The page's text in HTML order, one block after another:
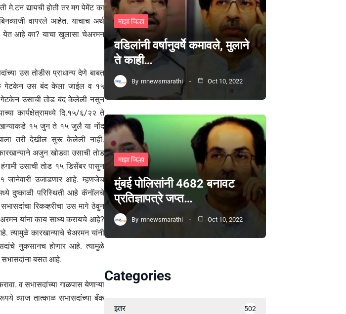
द्यायची होती तर मग पेमेंट का
वापरले आहेत. याचाच अर्थ
येत आहे का? याचा खुलासा चेअरमन
उस तोडीस प्राधान्य देणे बाबत
गेटकेन उस बंद केला जाईल व १५
गेटकेन उसाची तोड बंद केलेली नसुन
कार्यक्षेत्रामध्ये दि.१५/६/२२ ते
१५ जुन ते १५ जुलै या नोंद
तरी देखील सुरू केलेली नाही.
अजुन खोडवा उसाची तोड
उसाची तोड १५ डिसेंबर पासुन
जानेवारी उजाडणार आहे. म्हणजेच
दुष्काळी परिस्थिती आहे कॅनॉलचे
रिकव्हरीचा उस मागे ठेवुन
यांना काय साध्य करायचे आहे?
त्यामुळे कारखान्याचे चेअरमन यांनी
नुकसानच होणार आहे. त्यामुळे
सभासदांना बसत आहे.
व सभासदांच्या गाळपास येणाऱ्या
व्याज तात्काळ सभासदांच्या बँक
माझा जिल्हा
वडिलांनी वर्षानुवर्षे कमावले, मुलाने
ते काही…
By mnewsmarathi Oct 10, 2022
माझा जिल्हा
मुंबई पोलिसांनी 4682 बनावट
प्रतिज्ञापत्रे जप्त…
By mnewsmarathi Oct 10, 2022
Categories
इतर 502